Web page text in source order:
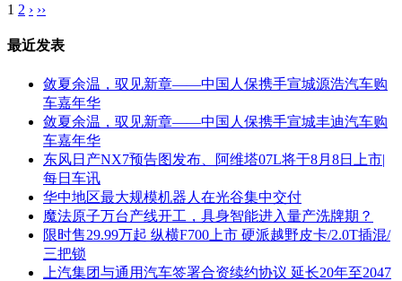
1 2 › ››
最近发表
敛夏余温，驭见新章——中国人保携手宣城源浩汽车购
车嘉年华
敛夏余温，驭见新章——中国人保携手宣城丰迪汽车购
车嘉年华
东风日产NX7预告图发布、阿维塔07L将于8月8日上市|
每日车讯
华中地区最大规模机器人在光谷集中交付
魔法原子万台产线开工，具身智能进入量产洗牌期？
限时售29.99万起 纵横F700上市 硬派越野皮卡/2.0T插混/
三把锁
上汽集团与通用汽车签署合资续约协议 延长20年至2047